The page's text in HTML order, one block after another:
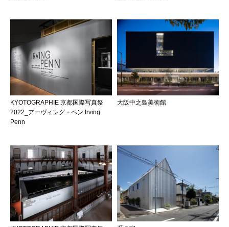
KYOTOGRAPHIE 京都国際写真祭
2022_アーヴィング・ペン Irving
Penn
大阪中之島美術館